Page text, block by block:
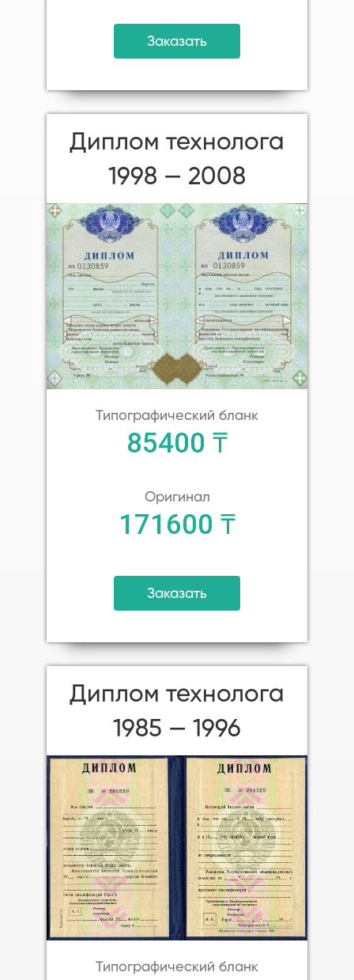
Заказать
Диплом технолога
1998 — 2008
Типографический бланк
85400 ₸
Оригинал
171600 ₸
Заказать
Диплом технолога
1985 — 1996
Типографический бланк